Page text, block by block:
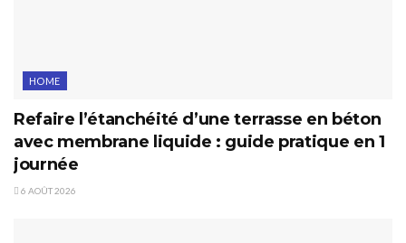
HOME
Refaire l’étanchéité d’une terrasse en béton
avec membrane liquide : guide pratique en 1
journée
6 AOÛT 2026